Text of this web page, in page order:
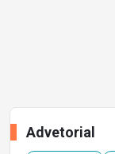
Advetorial